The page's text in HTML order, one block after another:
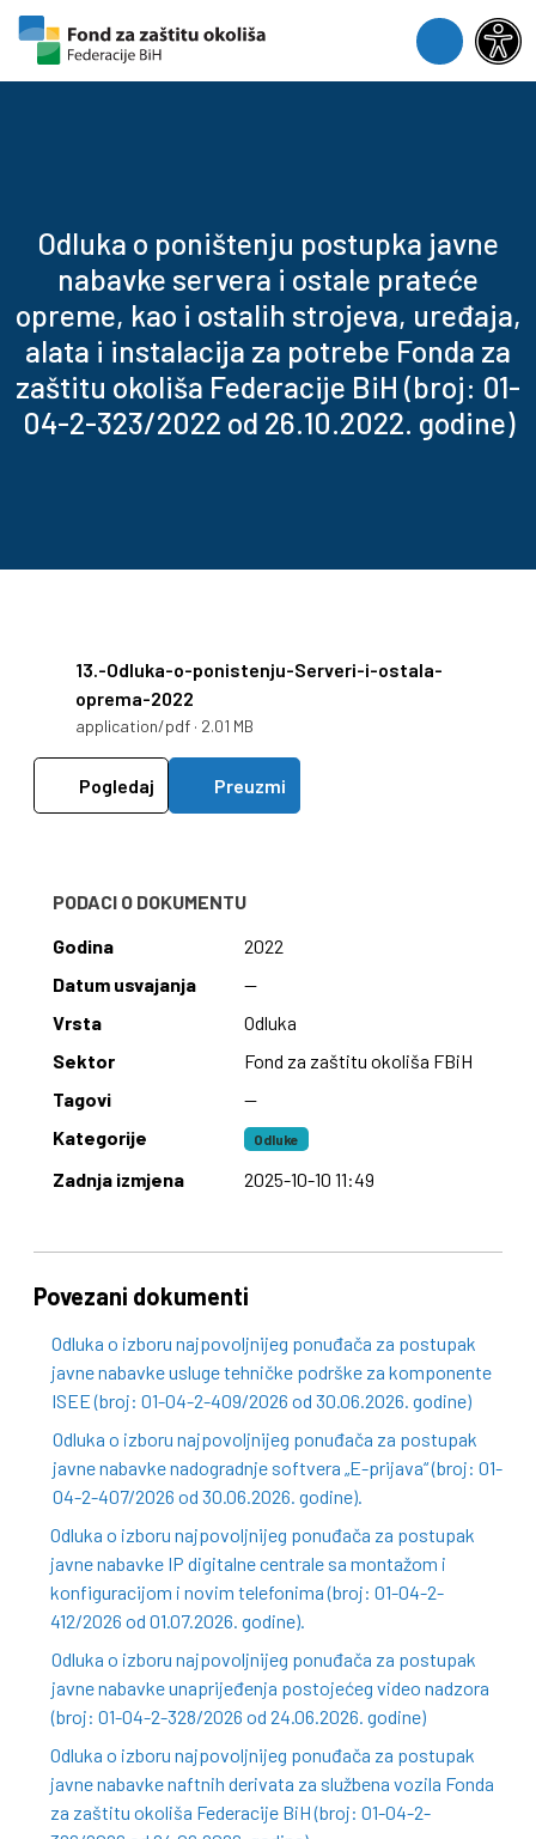
Skip to content
Skip to footer
Menu
Odluka o poništenju postupka javne
nabavke servera i ostale prateće
opreme, kao i ostalih strojeva, uređaja,
alata i instalacija za potrebe Fonda za
zaštitu okoliša Federacije BiH (broj: 01-
04-2-323/2022 od 26.10.2022. godine)
13.-Odluka-o-ponistenju-Serveri-i-ostala-
oprema-2022
application/pdf · 2.01 MB
Pogledaj Preuzmi
PODACI O DOKUMENTU
Godina
2022
Datum usvajanja
—
Vrsta
Odluka
Sektor
Fond za zaštitu okoliša FBiH
Tagovi
—
Kategorije
Odluke
Zadnja izmjena 2025-10-10 11:49
Povezani dokumenti
Odluka o izboru najpovoljnijeg ponuđača za postupak
javne nabavke usluge tehničke podrške za komponente
ISEE (broj: 01-04-2-409/2026 od 30.06.2026. godine)
Odluka o izboru najpovoljnijeg ponuđača za postupak
javne nabavke nadogradnje softvera „E-prijava“ (broj: 01-
04-2-407/2026 od 30.06.2026. godine).
Odluka o izboru najpovoljnijeg ponuđača za postupak
javne nabavke IP digitalne centrale sa montažom i
konfiguracijom i novim telefonima (broj: 01-04-2-
412/2026 od 01.07.2026. godine).
Odluka o izboru najpovoljnijeg ponuđača za postupak
javne nabavke unaprijeđenja postojećeg video nadzora
(broj: 01-04-2-328/2026 od 24.06.2026. godine)
Odluka o izboru najpovoljnijeg ponuđača za postupak
javne nabavke naftnih derivata za službena vozila Fonda
za zaštitu okoliša Federacije BiH (broj: 01-04-2-